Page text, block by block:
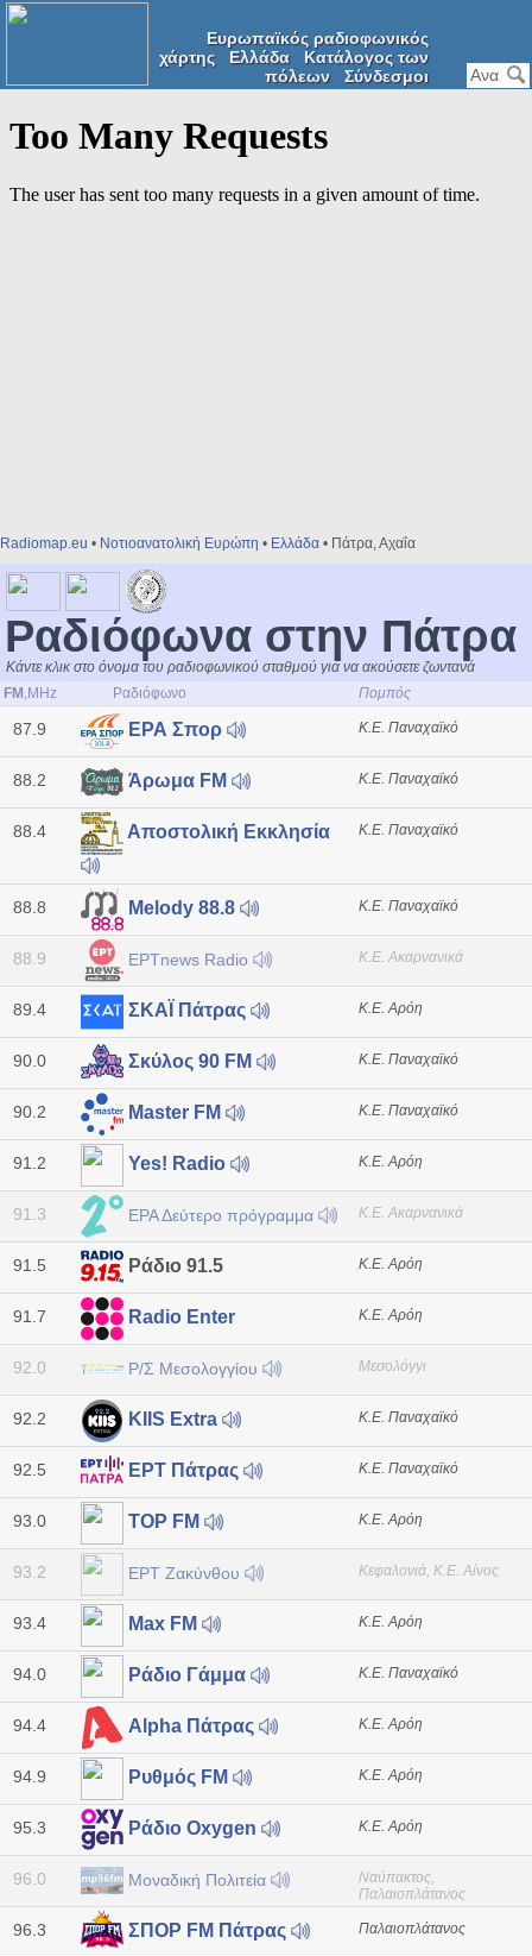
Ευρωπαϊκός ραδιοφωνικός
χάρτης
Ελλάδα
Κατάλογος των
πόλεων
Σύνδεσμοι
Radiomap.eu • Νοτιοανατολική Ευρώπη • Ελλάδα • Πάτρα, Αχαΐα
Ραδιόφωνα στην Πάτρα
Κάντε κλικ στο όνομα του ραδιοφωνικού σταθμού για να ακούσετε ζωντανά
FM ,MHz Ραδιόφωνο Πομπός
87.9 ΕΡΑ Σπορ Κ.Ε. Παναχαϊκό
88.2 Άρωμα FM Κ.Ε. Παναχαϊκό
88.4 Αποστολική Εκκλησία Κ.Ε. Παναχαϊκό
88.8 Melody 88.8 Κ.Ε. Παναχαϊκό
88.9 ΕΡΤnews Radio Κ.Ε. Ακαρνανικά
89.4 ΣΚΑΪ Πάτρας Κ.Ε. Αρόη
90.0 Σκύλος 90 FM Κ.Ε. Παναχαϊκό
90.2 Master FM Κ.Ε. Παναχαϊκό
91.2 Yes! Radio Κ.Ε. Αρόη
91.3 ΕΡΑ Δεύτερο πρόγραμμα Κ.Ε. Ακαρνανικά
91.5 Ράδιο 91.5 Κ.Ε. Αρόη
91.7 Radio Enter Κ.Ε. Αρόη
92.0 Ρ/Σ Μεσολογγίου Μεσολόγγι
92.2 KIIS Extra Κ.Ε. Παναχαϊκό
92.5 ΕΡΤ Πάτρας Κ.Ε. Παναχαϊκό
93.0 TOP FM Κ.Ε. Αρόη
93.2 ΕΡΤ Ζακύνθου Κεφαλονιά, Κ.Ε. Αίνος
93.4 Max FM Κ.Ε. Αρόη
94.0 Ράδιο Γάμμα Κ.Ε. Παναχαϊκό
94.4 Alpha Πάτρας Κ.Ε. Αρόη
94.9 Ρυθμός FM Κ.Ε. Αρόη
95.3 Ράδιο Oxygen Κ.Ε. Αρόη
96.0 Μοναδική Πολιτεία
Ναύπακτος,
Παλαιοπλάτανος
96.3 ΣΠΟΡ FM Πάτρας Παλαιοπλάτανος